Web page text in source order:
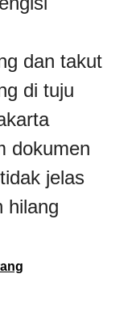
dan takut
di tuju
dokumen
jelas
hilang